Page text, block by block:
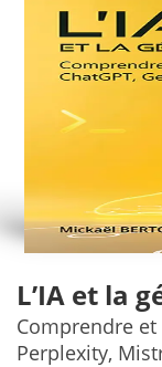
L’IA et la
Comprendre et
Perplexity,